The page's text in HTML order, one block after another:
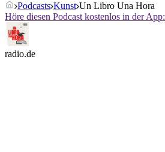
Podcasts Kunst Un Libro Una Hora
Höre diesen Podcast kostenlos in der App:
radio.de